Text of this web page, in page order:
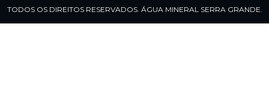
TODOS OS DIREITOS RESERVADOS. ÁGUA MINERAL SERRA GRANDE.